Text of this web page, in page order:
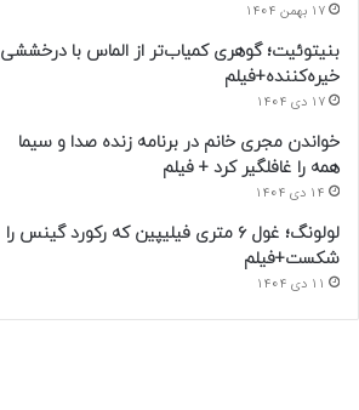
17 بهمن 1404
بنیتوئیت؛ گوهری کمیاب‌تر از الماس با درخششی
خیره‌کننده+فیلم
17 دی 1404
خواندن مجری خانم در برنامه زنده صدا و سیما
همه را غافلگیر کرد + فیلم
14 دی 1404
لولونگ؛ غول ۶ متری فیلیپین که رکورد گینس را
شکست+فیلم
11 دی 1404